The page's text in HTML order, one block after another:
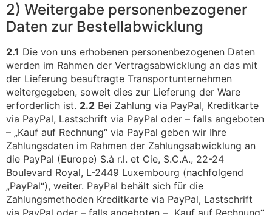
2) Weitergabe personenbezogener
Daten zur Bestellabwicklung
2.1 Die von uns erhobenen personenbezogenen Daten
werden im Rahmen der Vertragsabwicklung an das mit
der Lieferung beauftragte Transportunternehmen
weitergegeben, soweit dies zur Lieferung der Ware
erforderlich ist. 2.2 Bei Zahlung via PayPal, Kreditkarte
via PayPal, Lastschrift via PayPal oder – falls angeboten
– „Kauf auf Rechnung“ via PayPal geben wir Ihre
Zahlungsdaten im Rahmen der Zahlungsabwicklung an
die PayPal (Europe) S.à r.l. et Cie, S.C.A., 22-24
Boulevard Royal, L-2449 Luxembourg (nachfolgend
„PayPal“), weiter. PayPal behält sich für die
Zahlungsmethoden Kreditkarte via PayPal, Lastschrift
via PayPal oder – falls angeboten – „Kauf auf Rechnung“